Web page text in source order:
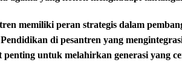
memiliki peran strategis dalam
di pesantren yang
penting untuk melahirkan generasi yang